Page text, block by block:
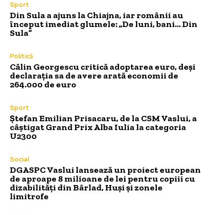
Sport
Din Sula a ajuns la Chiajna, iar românii au
început imediat glumele: „De luni, bani… Din
Sula”
Politică
Călin Georgescu critică adoptarea euro, deși
declarația sa de avere arată economii de
264.000 de euro
Sport
Ștefan Emilian Prisacaru, de la CSM Vaslui, a
câștigat Grand Prix Alba Iulia la categoria
U2300
Social
DGASPC Vaslui lansează un proiect european
de aproape 8 milioane de lei pentru copiii cu
dizabilități din Bârlad, Huși și zonele
limitrofe